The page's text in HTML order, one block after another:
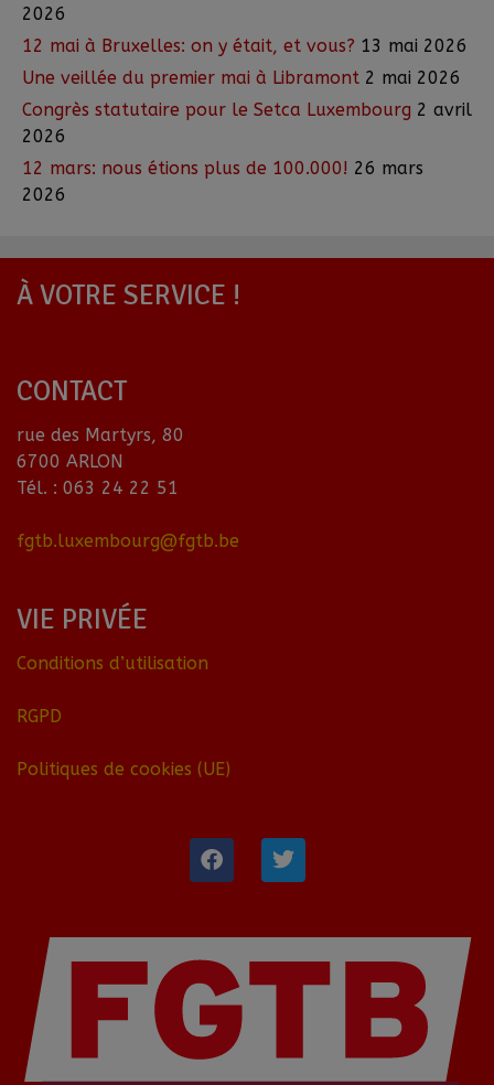
2026
12 mai à Bruxelles: on y était, et vous? 13 mai 2026
Une veillée du premier mai à Libramont 2 mai 2026
Congrès statutaire pour le Setca Luxembourg 2 avril
2026
12 mars: nous étions plus de 100.000! 26 mars
2026
À VOTRE SERVICE !
CONTACT
rue des Martyrs, 80
6700 ARLON
Tél. : 063 24 22 51
fgtb.luxembourg@fgtb.be
VIE PRIVÉE
Conditions d’utilisation
RGPD
Politiques de cookies (UE)